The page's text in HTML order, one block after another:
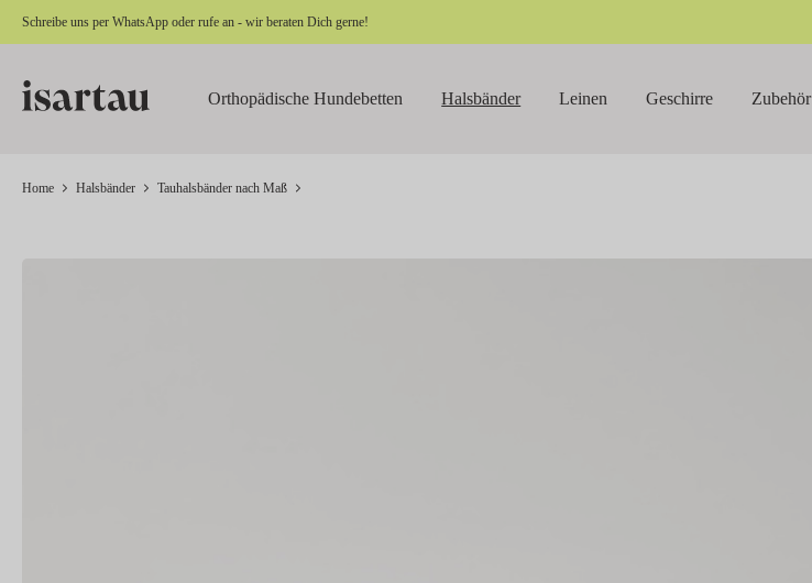
Zur Hauptnavigation springen
Schreibe uns per WhatsApp oder rufe an - wir beraten Dich gerne!
Orthopädische Hundebetten Halsbänder Leinen Geschirre Zubehör
Home Halsbänder Tauhalsbänder nach Maß